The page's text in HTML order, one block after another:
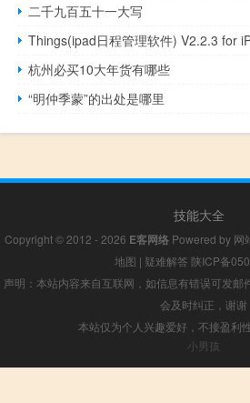
二千九百五十一大写
杭州必买10大年货有哪些
“明仲季蒙”的出处是哪里
技能大全
Copyright © 2012 - 2026 E客网络 Powered by 网
地图 | 疑难解答 陕ICP备
声明：本站内容来自互联网，如信息有错误可发
会及时纠正，谢谢
本站仅为个人兴趣爱好，不接盈利
小男孩